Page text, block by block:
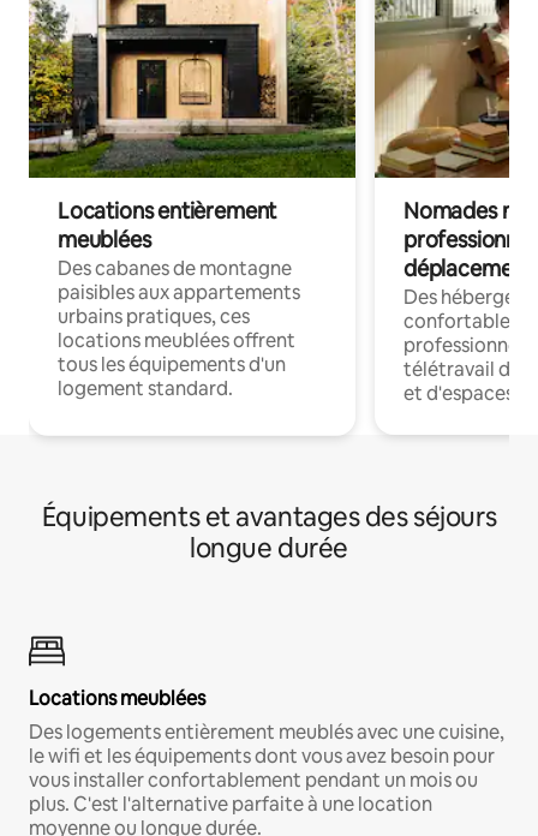
Locations entièrement
meublées
Des cabanes de montagne
paisibles aux appartements
urbains pratiques, ces
locations meublées offrent
tous les équipements d'un
logement standard.
Nomades
déplacement
Des
confortables
professionnels
télétravail
et d'espaces
Équipements et avantages des séjours
longue durée
Locations meublées
Des logements entièrement meublés avec une cuisine,
le wifi et les équipements dont vous avez besoin pour
vous installer confortablement pendant un mois ou
plus. C'est l'alternative parfaite à une location
moyenne ou longue durée.